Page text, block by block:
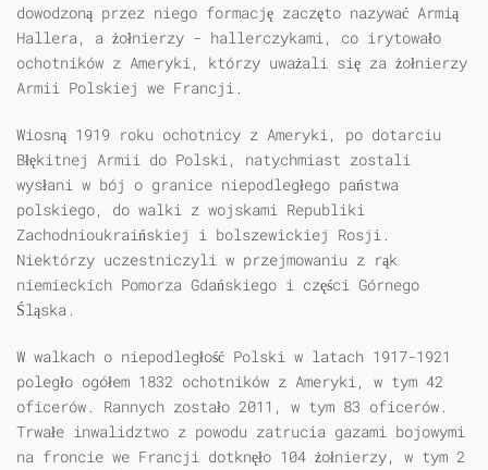
dowodzoną przez niego formację zaczęto nazywać Armią
Hallera, a żołnierzy - hallerczykami, co irytowało
ochotników z Ameryki, którzy uważali się za żołnierzy
Armii Polskiej we Francji.
Wiosną 1919 roku ochotnicy z Ameryki, po dotarciu
Błękitnej Armii do Polski, natychmiast zostali
wysłani w bój o granice niepodległego państwa
polskiego, do walki z wojskami Republiki
Zachodnioukraińskiej i bolszewickiej Rosji.
Niektórzy uczestniczyli w przejmowaniu z rąk
niemieckich Pomorza Gdańskiego i części Górnego
Śląska.
W walkach o niepodległość Polski w latach 1917-1921
poległo ogółem 1832 ochotników z Ameryki, w tym 42
oficerów. Rannych zostało 2011, w tym 83 oficerów.
Trwałe inwalidztwo z powodu zatrucia gazami bojowymi
na froncie we Francji dotknęło 104 żołnierzy, w tym 2